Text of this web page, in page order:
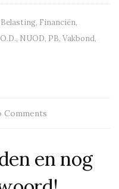
Belasting, Financiën,
, NUOD, PB, Vakbond,
Comments
en nog